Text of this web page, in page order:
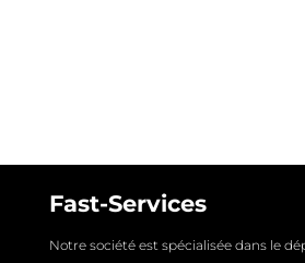
Fast-Services
Notre société est spécialisée dans le